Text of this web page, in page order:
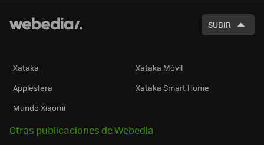
SUBIR
Xataka
Xataka Móvil
Applesfera
Xataka Smart Home
Mundo Xiaomi
Otras publicaciones de Webedia